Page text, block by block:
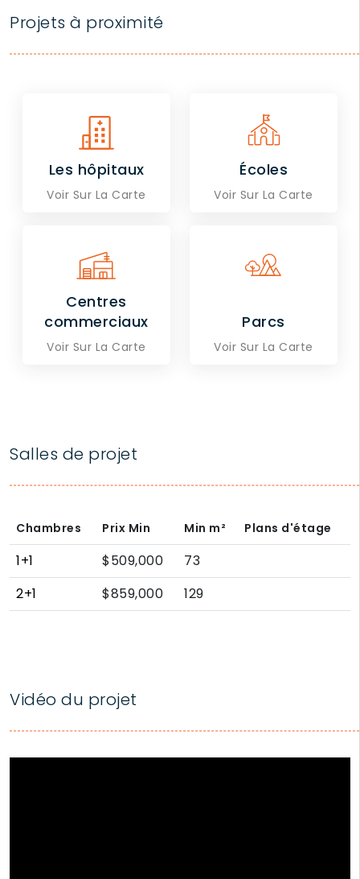
Projets à proximité
Les hôpitaux
Voir Sur La Carte
Écoles
Voir Sur La Carte
Centres
commerciaux
Voir Sur La Carte
Parcs
Voir Sur La Carte
Salles de projet
Chambres Prix Min Min m² Plans d'étage
1+1 $509,000
73
2+1
$859,000 129
Vidéo du projet